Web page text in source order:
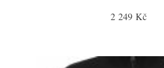
2 249 Kč